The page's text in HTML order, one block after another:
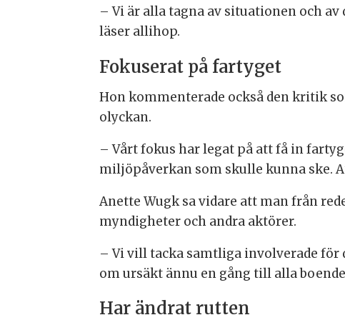
– Vi är alla tagna av situationen och
läser allihop.
Fokuserat på fartyget
Hon kommenterade också den kritik
olyckan.
– Vårt fokus har legat på att få in
miljöpåverkan som skulle kunna ske.
Anette Wugk sa vidare att man från
myndigheter och andra aktörer.
– Vi vill tacka samtliga involverade för
om ursäkt ännu en gång till alla
Har ändrat rutten